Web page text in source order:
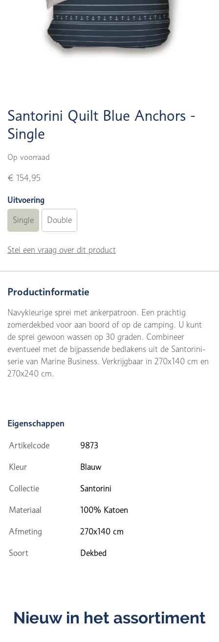
Santorini Quilt Blue Anchors -
Single
Op voorraad
€ 154,95
Uitvoering
Single Double
Stel een vraag over dit product
Productinformatie
Navykleurige sprei met ankerpatroon. Een prachtig
zomerdekbed voor aan boord of op de camping. U kunt
de sprei gewoon wassen op 30 graden. Combineer
eventueel met de bijpassende bedlakens uit de Santorini-
serie van Marine Business. Verkrijgbaar in 270x140 cm en
270x240 cm.
Eigenschappen
Artikelcode 9873
Kleur Blauw
Collectie Santorini
Materiaal 100% Katoen
Afmeting 270x140 cm
Soort Dekbed
Nieuw in het assortiment